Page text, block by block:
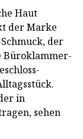
Haut
der Marke
der
Büroklammer-
in
sehen